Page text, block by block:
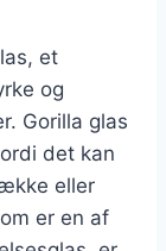
et
og
Gorilla glas
det kan
eller
er en af